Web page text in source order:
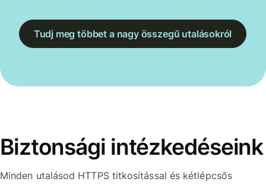
Tudj meg többet a nagy összegű utalásokról
Biztonsági intézkedéseink
Minden utalásod HTTPS titkosítással és kétlépcsős